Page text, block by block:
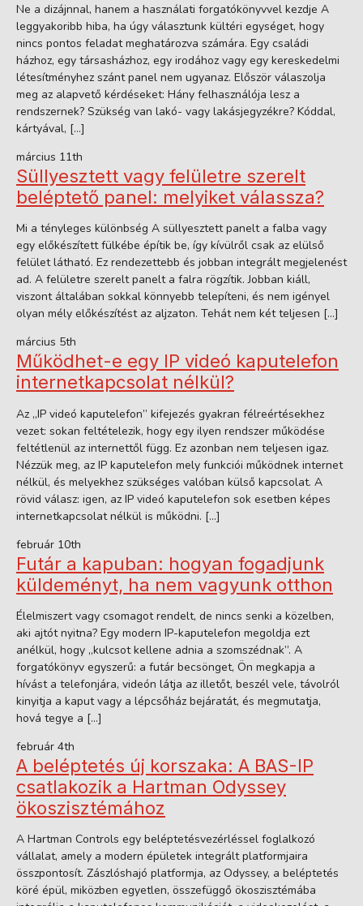
Ne a dizájnnal, hanem a használati forgatókönyvvel kezdje A
leggyakoribb hiba, ha úgy választunk kültéri egységet, hogy
nincs pontos feladat meghatározva számára. Egy családi
házhoz, egy társasházhoz, egy irodához vagy egy kereskedelmi
létesítményhez szánt panel nem ugyanaz. Először válaszolja
meg az alapvető kérdéseket: Hány felhasználója lesz a
rendszernek? Szükség van lakó- vagy lakásjegyzékre? Kóddal,
kártyával, […]
március 11th
Süllyesztett vagy felületre szerelt
beléptető panel: melyiket válassza?
Mi a tényleges különbség A süllyesztett panelt a falba vagy
egy előkészített fülkébe építik be, így kívülről csak az elülső
felület látható. Ez rendezettebb és jobban integrált megjelenést
ad. A felületre szerelt panelt a falra rögzítik. Jobban kiáll,
viszont általában sokkal könnyebb telepíteni, és nem igényel
olyan mély előkészítést az aljzaton. Tehát nem két teljesen […]
március 5th
Működhet-e egy IP videó kaputelefon
internetkapcsolat nélkül?
Az „IP videó kaputelefon” kifejezés gyakran félreértésekhez
vezet: sokan feltételezik, hogy egy ilyen rendszer működése
feltétlenül az internettől függ. Ez azonban nem teljesen igaz.
Nézzük meg, az IP kaputelefon mely funkciói működnek internet
nélkül, és melyekhez szükséges valóban külső kapcsolat. A
rövid válasz: igen, az IP videó kaputelefon sok esetben képes
internetkapcsolat nélkül is működni. […]
február 10th
Futár a kapuban: hogyan fogadjunk
küldeményt, ha nem vagyunk otthon
Élelmiszert vagy csomagot rendelt, de nincs senki a közelben,
aki ajtót nyitna? Egy modern IP-kaputelefon megoldja ezt
anélkül, hogy „kulcsot kellene adnia a szomszédnak”. A
forgatókönyv egyszerű: a futár becsönget, Ön megkapja a
hívást a telefonjára, videón látja az illetőt, beszél vele, távolról
kinyitja a kaput vagy a lépcsőház bejáratát, és megmutatja,
hová tegye a […]
február 4th
A beléptetés új korszaka: A BAS-IP
csatlakozik a Hartman Odyssey
ökoszisztémához
A Hartman Controls egy beléptetésvezérléssel foglalkozó
vállalat, amely a modern épületek integrált platformjaira
összpontosít. Zászlóshajó platformja, az Odyssey, a beléptetés
köré épül, miközben egyetlen, összefüggő ökoszisztémába